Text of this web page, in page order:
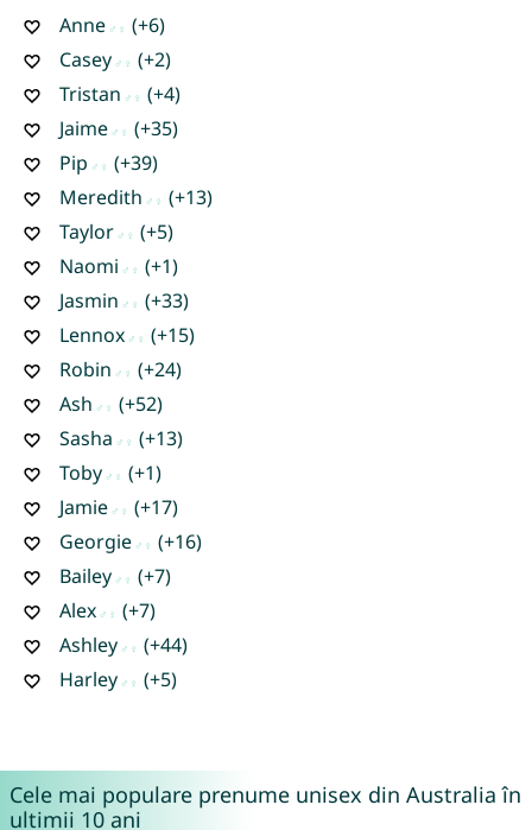
Anne
(+6)
Casey
(+2)
Tristan
(+4)
Jaime
(+35)
Pip
(+39)
Meredith
(+13)
Taylor
(+5)
Naomi
(+1)
Jasmin
(+33)
Lennox
(+15)
Robin
(+24)
Ash
(+52)
Sasha
(+13)
Toby
(+1)
Jamie
(+17)
Georgie
(+16)
Bailey
(+7)
Alex
(+7)
Ashley
(+44)
Harley
(+5)
Cele mai populare prenume unisex din Australia în
ultimii 10 ani